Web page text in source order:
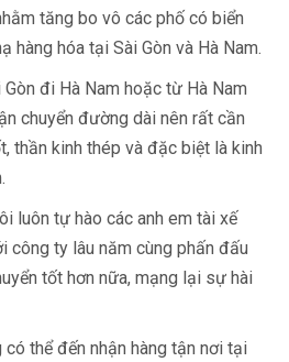
tăng bo vô các phố có biển
hàng hóa tại Sài Gòn và Hà Nam.
đi Hà Nam hoặc từ Hà Nam
chuyển đường dài nên rất cần
thần kinh thép và đặc biệt là kinh
luôn tự hào các anh em tài xế
công ty lâu năm cùng phấn đấu
tốt hơn nữa, mạng lại sự hài
thể đến nhận hàng tận nơi tại